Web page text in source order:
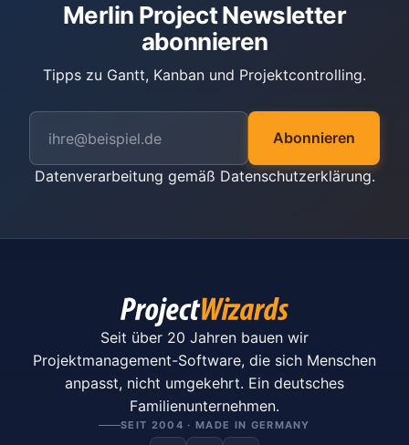
Merlin Project Newsletter
abonnieren
Tipps zu Gantt, Kanban und Projektcontrolling.
Abonnieren
Datenverarbeitung gemäß Datenschutzerklärung.
Seit über 20 Jahren bauen wir
Projektmanagement-Software, die sich Menschen
anpasst, nicht umgekehrt. Ein deutsches
Familienunternehmen.
SEIT 2004 · MADE IN GERMANY